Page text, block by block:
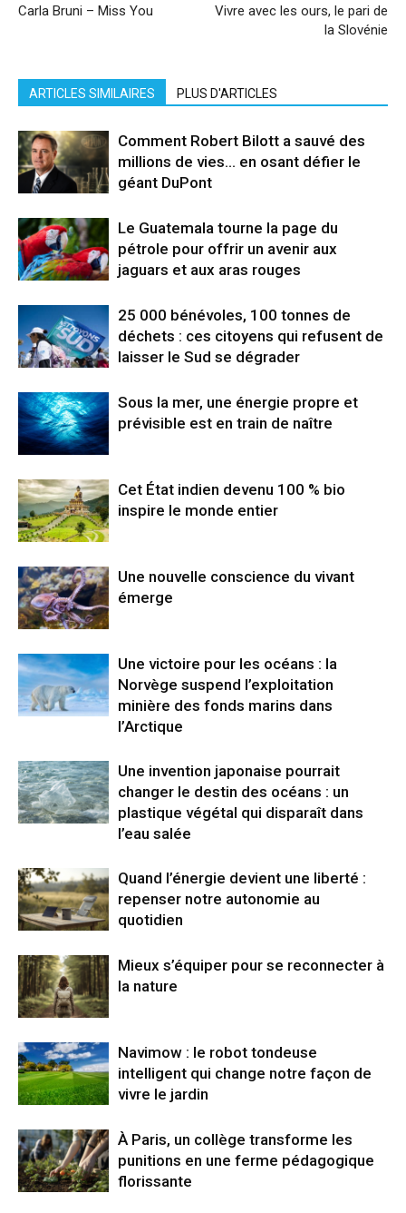
Carla Bruni – Miss You
Vivre avec les ours, le pari de
la Slovénie
ARTICLES SIMILAIRES PLUS D'ARTICLES
Comment Robert Bilott a sauvé des
millions de vies… en osant défier le
géant DuPont
Le Guatemala tourne la page du
pétrole pour offrir un avenir aux
jaguars et aux aras rouges
25 000 bénévoles, 100 tonnes de
déchets : ces citoyens qui refusent de
laisser le Sud se dégrader
Sous la mer, une énergie propre et
prévisible est en train de naître
Cet État indien devenu 100 % bio
inspire le monde entier
Une nouvelle conscience du vivant
émerge
Une victoire pour les océans : la
Norvège suspend l’exploitation
minière des fonds marins dans
l’Arctique
Une invention japonaise pourrait
changer le destin des océans : un
plastique végétal qui disparaît dans
l’eau salée
Quand l’énergie devient une liberté :
repenser notre autonomie au
quotidien
Mieux s’équiper pour se reconnecter à
la nature
Navimow : le robot tondeuse
intelligent qui change notre façon de
vivre le jardin
À Paris, un collège transforme les
punitions en une ferme pédagogique
florissante